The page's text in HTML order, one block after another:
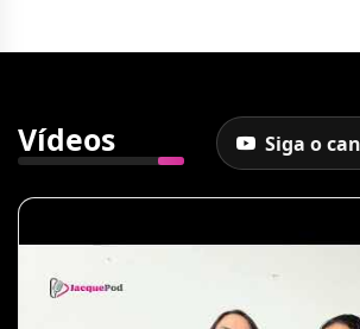
Vídeos Siga o